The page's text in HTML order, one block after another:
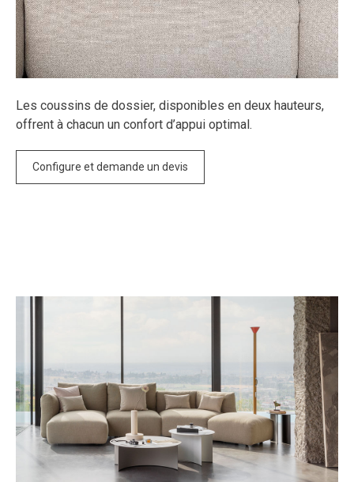
Les coussins de dossier, disponibles en deux hauteurs,
offrent à chacun un confort d’appui optimal.
Configure et demande un devis